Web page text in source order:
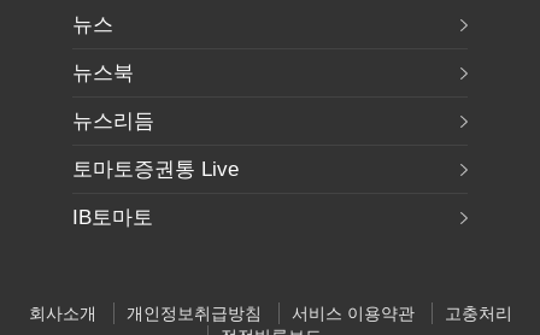
뉴스
뉴스북
뉴스리듬
토마토증권통 Live
IB토마토
회사소개 개인정보취급방침 서비스 이용약관
고충처리